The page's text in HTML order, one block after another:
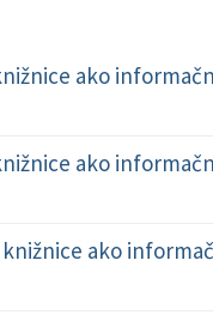
ako
ako
ako